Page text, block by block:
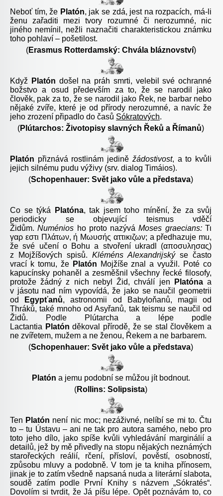
Neboť tím, že Platón, jak se zdá, jest na rozpacích, má-li
ženu zařaditi mezi tvory rozumné či nerozumné, nic
jiného nemínil, nežli naznačiti charakteristickou známku
toho pohlaví – pošetilost.
(Erasmus Rotterdamský: Chvála bláznovství)
Když Platón došel na práh smrti, velebil své ochranné
božstvo a osud především za to, že se narodil jako
člověk, pak za to, že se narodil jako Řek, ne barbar nebo
nějaké zvíře, které je od přírody nerozumné, a navíc že
jeho zrození připadlo do časů Sókratových.
(Plútarchos: Životopisy slavných Řeků a Římanů)
Platón přiznává rostlinám jedině žádostivost, a to kvůli
jejich silnému pudu výživy (srv. dialog Timáios).
(Schopenhauer: Svět jako vůle a představa)
Co se týká Platóna, tak jsem toho mínění, že za svůj
periodicky se objevující teismus vděčí
Židům.Numénios ho proto nazýváMoses graecians:Τι
γαρ εστι Πλάτων, ή Μωυσής αττικιζων; a předhazuje mu,
že své učení o Bohu a stvoření ukradl (αποσυλησας)
z Mojžíšových spisů. Kléméns Alexandrijský se často
vrací k tomu, že Platón Mojžíše znal a využil. Poté co
kapucínsky pohaněl a zesměšnil všechny řecké filosofy,
protože žádný z nich nebyl Žid, chválí jen
Platónaa
v jásotu nad ním vypovídá, že jako se naučil geometrii
od
Egypťanů, astronomii od Babyloňanů, magii od
Thráků, také mnoho od Asyřanů, tak teismu se naučil od
Židů. Podle Plútarcha a lépe podle
Lactantia Platón děkoval přírodě, že se stal člověkem a
ne zvířetem, mužem a ne ženou, Řekem a ne barbarem.
(Schopenhauer: Svět jako vůle a představa)
Platón a jemu podobní se můžou jít bodnout.
(Rollins: Solipsista)
Ten Platón není nic moc; nezáživné, nelíbí se mi to. Čtu
to – tu Ústavu – ani ne tak pro autora samého, nebo pro
toto jeho dílo, jako spíše kvůli vyhledávání marginálií a
detailů, jež by mě přivedly na stopu nějakých neznámých
starořeckých reálií, rčení, přísloví, pověstí, osobností,
způsobu mluvy a podobně. V tom je ta kniha přínosem,
jinak je to zatím všedně napsaná nuda a literární slabota,
soudě zatím podle První Knihy s názvem „Sókratés“.
Dovolím si tvrdit, že Já píšu lépe. Opět poznávám to, co